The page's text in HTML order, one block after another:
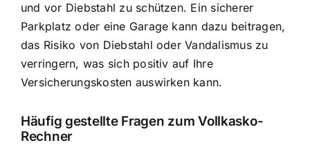
und vor Diebstahl zu schützen. Ein sicherer
Parkplatz oder eine Garage kann dazu beitragen,
das Risiko von Diebstahl oder Vandalismus zu
verringern, was sich positiv auf Ihre
Versicherungskosten auswirken kann.
Häufig gestellte Fragen zum Vollkasko-
Rechner